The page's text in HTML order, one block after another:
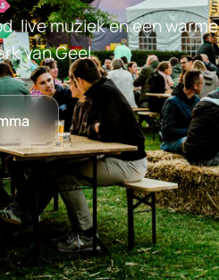
live muziek en een warme
van Geel.